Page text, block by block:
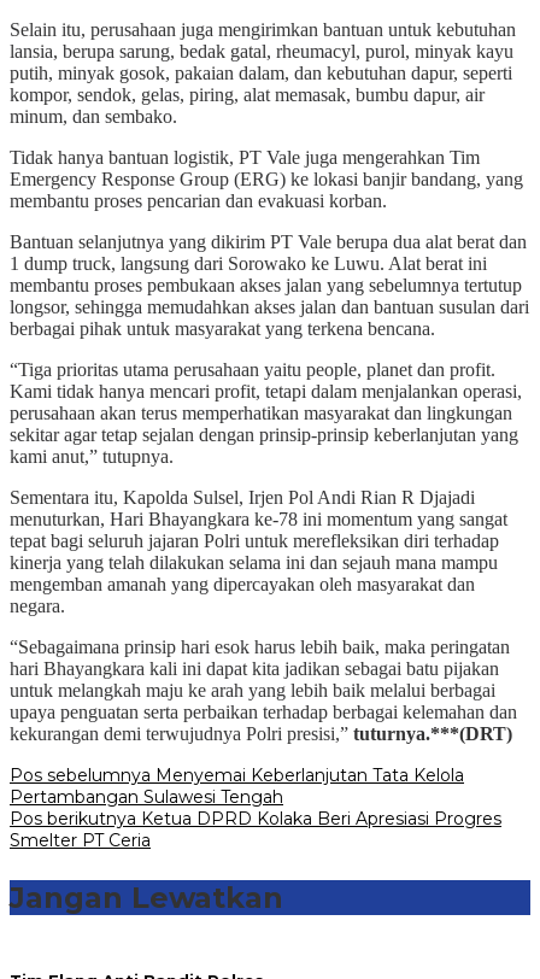
Selain itu, perusahaan juga mengirimkan bantuan untuk kebutuhan
lansia, berupa sarung, bedak gatal, rheumacyl, purol, minyak kayu
putih, minyak gosok, pakaian dalam, dan kebutuhan dapur, seperti
kompor, sendok, gelas, piring, alat memasak, bumbu dapur, air
minum, dan sembako.
Tidak hanya bantuan logistik, PT Vale juga mengerahkan Tim
Emergency Response Group (ERG) ke lokasi banjir bandang, yang
membantu proses pencarian dan evakuasi korban.
Bantuan selanjutnya yang dikirim PT Vale berupa dua alat berat dan
1 dump truck, langsung dari Sorowako ke Luwu. Alat berat ini
membantu proses pembukaan akses jalan yang sebelumnya tertutup
longsor, sehingga memudahkan akses jalan dan bantuan susulan dari
berbagai pihak untuk masyarakat yang terkena bencana.
“Tiga prioritas utama perusahaan yaitu people, planet dan profit.
Kami tidak hanya mencari profit, tetapi dalam menjalankan operasi,
perusahaan akan terus memperhatikan masyarakat dan lingkungan
sekitar agar tetap sejalan dengan prinsip-prinsip keberlanjutan yang
kami anut,” tutupnya.
Sementara itu, Kapolda Sulsel, Irjen Pol Andi Rian R Djajadi
menuturkan, Hari Bhayangkara ke-78 ini momentum yang sangat
tepat bagi seluruh jajaran Polri untuk merefleksikan diri terhadap
kinerja yang telah dilakukan selama ini dan sejauh mana mampu
mengemban amanah yang dipercayakan oleh masyarakat dan
negara.
“Sebagaimana prinsip hari esok harus lebih baik, maka peringatan
hari Bhayangkara kali ini dapat kita jadikan sebagai batu pijakan
untuk melangkah maju ke arah yang lebih baik melalui berbagai
upaya penguatan serta perbaikan terhadap berbagai kelemahan dan
kekurangan demi terwujudnya Polri presisi,” tuturnya.***(DRT)
Navigasi
pos
Pos sebelumnya Menyemai Keberlanjutan Tata Kelola
Pertambangan Sulawesi Tengah
Pos berikutnya Ketua DPRD Kolaka Beri Apresiasi Progres
Smelter PT Ceria
Jangan Lewatkan